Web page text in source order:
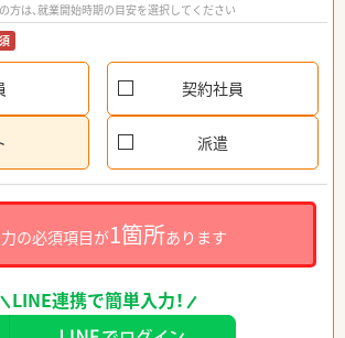
は、就業開始時期の目安を選択してください
契約社員
派遣
の必須項目が1箇所あります
LINE連携で簡単入力！